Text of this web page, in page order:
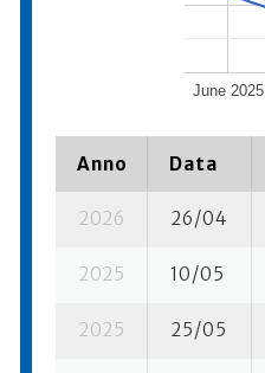
June 2025
Anno Data
2026 26/04
2025 10/05
2025 25/05